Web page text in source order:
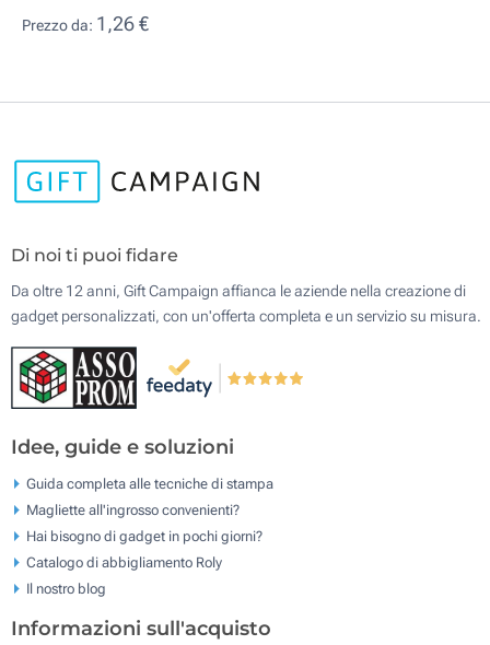
Prezzo da: 1,26 €
Di noi ti puoi fidare
Da oltre 12 anni, Gift Campaign affianca le aziende nella creazione di
gadget personalizzati, con un'offerta completa e un servizio su misura.
Idee, guide e soluzioni
Guida completa alle tecniche di stampa
Magliette all'ingrosso convenienti?
Hai bisogno di gadget in pochi giorni?
Catalogo di abbigliamento Roly
Il nostro blog
Informazioni sull'acquisto